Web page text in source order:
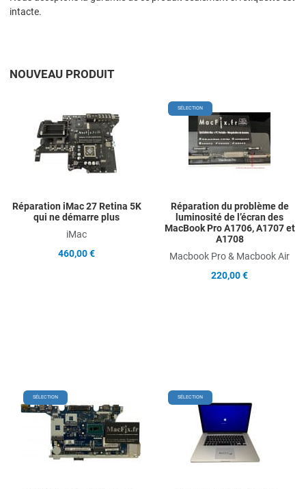
intacte.
NOUVEAU PRODUIT
Add to Wishlist
Add to Compare
Quick View
Réparation iMac 27 Retina 5K
qui ne démarre plus
iMac
460,00 €
SÉLECTION
Réparation du problème de
luminosité de l’écran des
MacBook Pro A1706, A1707 et
A1708
Macbook Pro & Macbook Air
220,00 €
SÉLECTION Add to Wishlist
Add to Compare
Quick View
SÉLECTION